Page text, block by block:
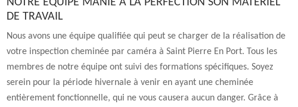
NOTRE ÉQUIPE MANIE À LA PERFECTION SON MATÉRIEL
DE TRAVAIL
Nous avons une équipe qualifiée qui peut se charger de la réalisation de
votre inspection cheminée par caméra à Saint Pierre En Port. Tous les
membres de notre équipe ont suivi des formations spécifiques. Soyez
serein pour la période hivernale à venir en ayant une cheminée
entièrement fonctionnelle, qui ne vous causera aucun danger. Grâce à